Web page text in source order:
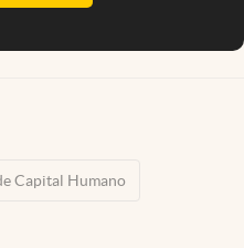
Capital Humano